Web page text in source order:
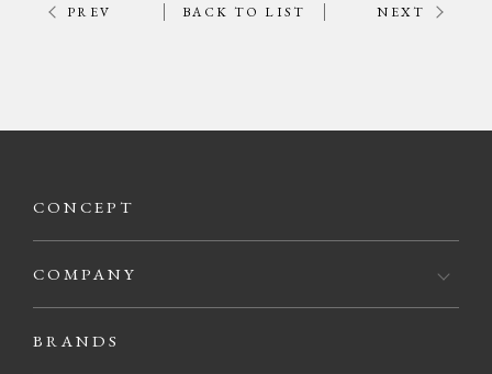
PREV BACK TO LIST NEXT
CONCEPT
COMPANY
BRANDS